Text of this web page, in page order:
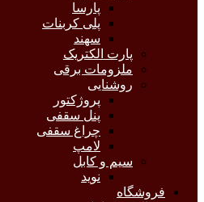
پارسا
پلی کربنات
سهند
پارت الکتریک
ملزومات برقی
روشنایی
پروژکتور
پنل سقفی
چراغ سقفی
لامپ
سیم و کابل
نوید
فروشگاه